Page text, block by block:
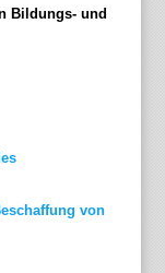
Bildungs- und
von